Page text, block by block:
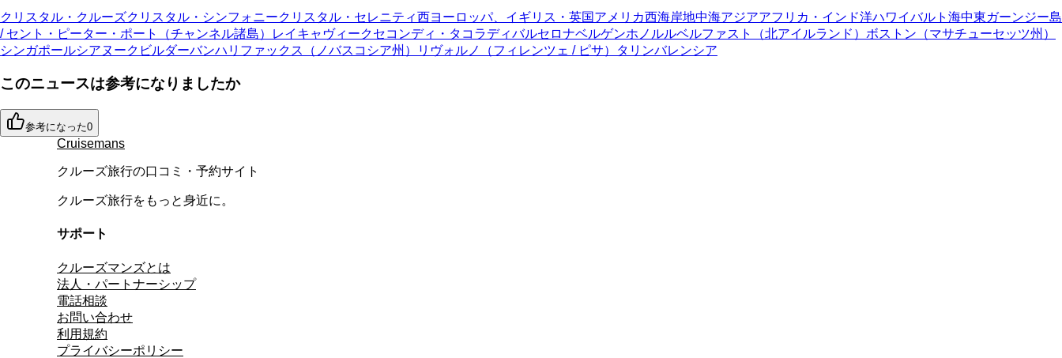
クリスタル・クルーズクリスタル・シンフォニークリスタル・セレニティ西ヨーロッパ、イギリス・英国アメリカ西海岸地中海アジアアフリカ・インド洋ハワイバルト海中東ガーンジー島
/ セント・ピーター・ポート（チャンネル諸島）
レイキャヴィークセコンディ・タコラディバルセロナベルゲンホノルルベルファスト（北アイルランド） ボストン（マサチューセッツ州）
シンガポールシアヌークビルダーバンハリファックス（ノバスコシア州） リヴォルノ（フィレンツェ / ピサ） タリンバレンシア
このニュースは参考になりましたか
参考になった0
Cruisemans
クルーズ旅行の口コミ・予約サイト
クルーズ旅行をもっと身近に。
サポート
クルーズマンズとは
法人・パートナーシップ
電話相談
お問い合わせ
利用規約
プライバシーポリシー